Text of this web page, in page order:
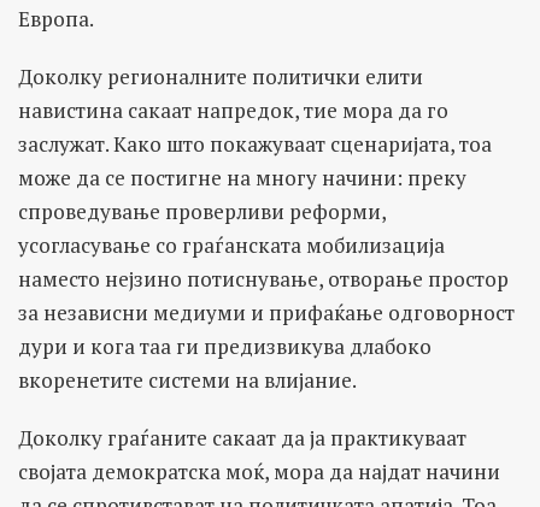
Европа.
Доколку регионалните политички елити
навистина сакаат напредок, тие мора да го
заслужат. Како што покажуваат сценаријата, тоа
може да се постигне на многу начини: преку
спроведување проверливи реформи,
усогласување со граѓанската мобилизација
наместо нејзино потиснување, отворање простор
за независни медиуми и прифаќање одговорност
дури и кога таа ги предизвикува длабоко
вкоренетите системи на влијание.
Доколку граѓаните сакаат да ја практикуваат
својата демократска моќ, мора да најдат начини